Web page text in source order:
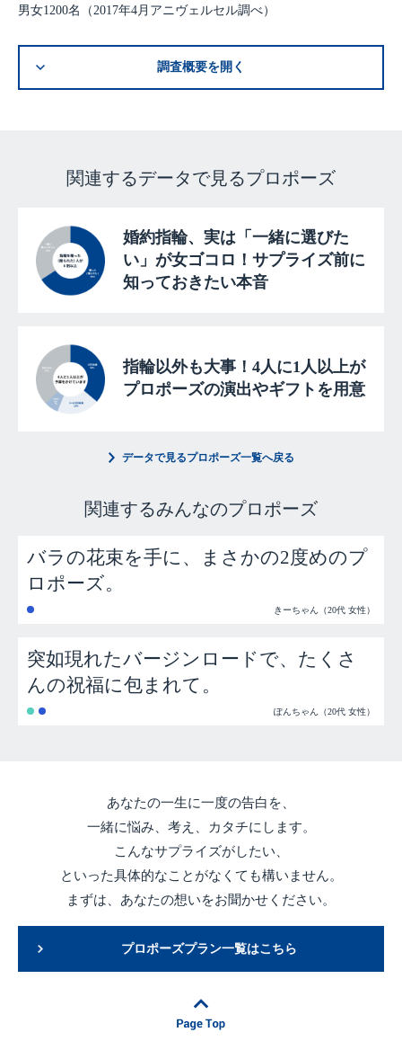
男女1200名（2017年4月アニヴェルセル調べ）
調査概要を開く
所在地：神奈川県横浜市都筑区茅ケ崎中央24番1号
ホームページ：
http://www.anniversaire.co.jp
■著作権について
たす方には利用権を許諾します。
■利用条件
(2)出典元として以下のURLへのリンクを設置してください
(3)調査結果データの加工・改変は許可いたしません
(4)当社が相応しくないと判断した場合には、転載の許可を取り
(5)掲載記事をもとに、独自のコンテンツとして編集・執筆いた
だくことができます
関連するデータで見るプロポーズ
婚約指輪、実は「一緒に選びた
い」が女ゴコロ！サプライズ前に
知っておきたい本音
指輪以外も大事！4人に1人以上が
プロポーズの演出やギフトを用意
データで見るプロポーズ一覧へ戻る
関連するみんなのプロポーズ
バラの花束を手に、まさかの2度めのプ
ロポーズ。
きーちゃん（20代 女性）
突如現れたバージンロードで、たくさ
んの祝福に包まれて。
ぽんちゃん（20代 女性）
あなたの一生に一度の告白を、
一緒に悩み、考え、カタチにします。
こんなサプライズがしたい、
といった具体的なことがなくても構いません。
まずは、あなたの想いをお聞かせください。
プロポーズプラン一覧はこちら